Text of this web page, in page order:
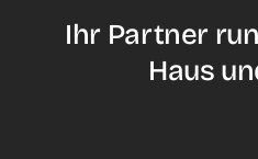
Ihr Partner
Haus